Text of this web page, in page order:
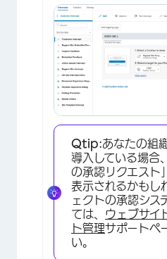
Qtip:あなたの組
導入している場合
の承認リクエスト
表示されるかもし
ェクトの承認シス
ては、 ウェブサイ
ト管理サポートペ
い。